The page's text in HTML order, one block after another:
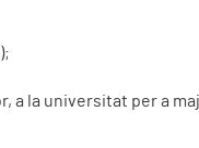
a la universitat per a